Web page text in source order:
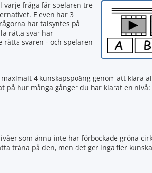
varje fråga får spelaren tre
Eleven har 3
har talsyntes på
rätta svar har
rätta svaren - och spelaren
maximalt 4 kunskapspoäng genom att klara
på hur många gånger du har klarat en nivå:
som ännu inte har förbockade gröna
träna på den, men det ger inga fler